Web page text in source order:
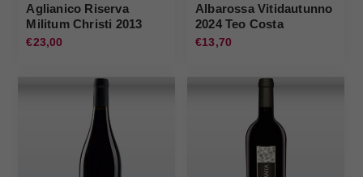
Aglianico Riserva
Militum Christi 2013
Cianfagna
€23,00
Albarossa Vitidautunno
2024 Teo Costa
€13,70